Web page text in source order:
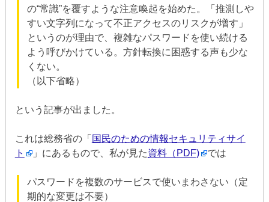
の“常識”を覆すような注意喚起を始めた。「推測しや
すい文字列になって不正アクセスのリスクが増す」
というのが理由で、複雑なパスワードを使い続ける
よう呼びかけている。方針転換に困惑する声も少な
くない。
（以下省略）
という記事が出ました。
これは総務省の「 国民のための情報セキュリティサイ
ト
」にあるもので、私が見た資料（PDF) では
パスワードを複数のサービスで使いまわさない（定
期的な変更は不要）